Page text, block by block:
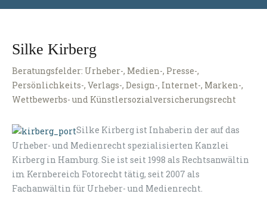
Silke Kirberg
Beratungsfelder: Urheber-, Medien-, Presse-,
Persönlichkeits-, Verlags-, Design-, Internet-, Marken-,
Wettbewerbs- und Künstlersozialversicherungsrecht
Silke Kirberg ist Inhaberin der auf das
Urheber- und Medienrecht spezialisierten Kanzlei
Kirberg in Hamburg. Sie ist seit 1998 als Rechtsanwältin
im Kernbereich Fotorecht tätig, seit 2007 als
Fachanwältin für Urheber- und Medienrecht.